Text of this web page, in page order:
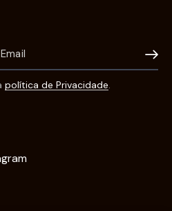
política de Privacidade.